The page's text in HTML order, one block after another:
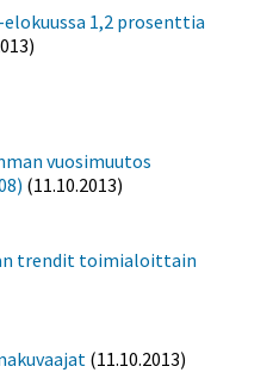
1,2 prosenttia
vuosimuutos
(11.10.2013)
trendit toimialoittain
(11.10.2013)